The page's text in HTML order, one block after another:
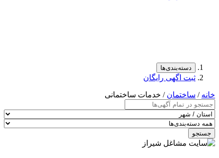
دسته‌بندی‌ها
ثبت اگهی رایگان
خانه / ساختمان / خدمات ساختمانی
جستجو